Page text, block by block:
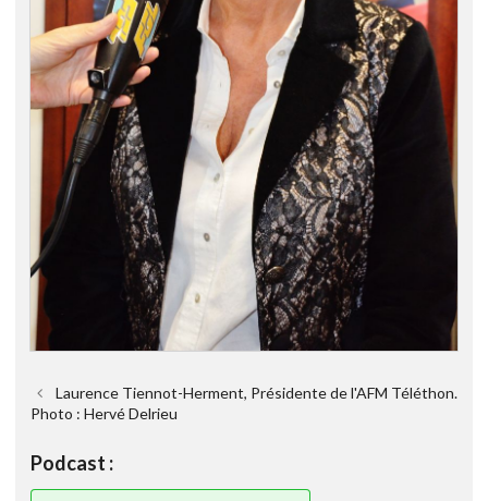
Laurence Tiennot-Herment, Présidente de l'AFM Téléthon.
Photo : Hervé Delrieu
Podcast :